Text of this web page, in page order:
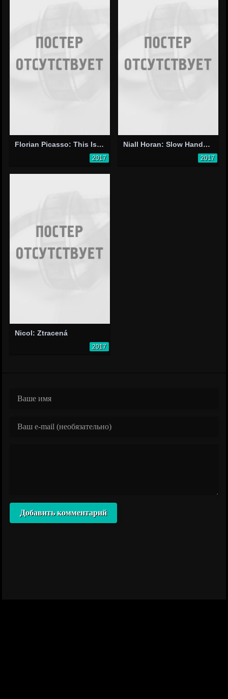
Florian Picasso: This Is Our Time
2017
Niall Horan: Slow Hands - Lyric Video
2017
Nicol: Ztracená
2017
Добавить комментарий